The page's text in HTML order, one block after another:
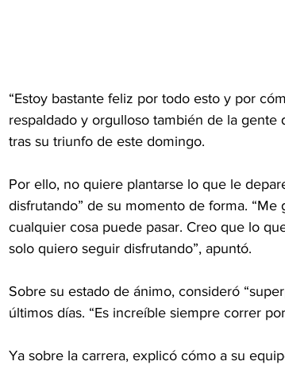
“Estoy bastante feliz por todo esto y por
respaldado y orgulloso también de la
tras su triunfo de este domingo.
Por ello, no quiere plantarse lo que le
disfrutando” de su momento de forma.
cualquier cosa puede pasar. Creo que lo
solo quiero seguir disfrutando”, apuntó.
Sobre su estado de ánimo, consideró
últimos días. “Es increíble siempre correr
Ya sobre la carrera, explicó cómo a su